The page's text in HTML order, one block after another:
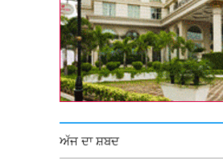
ਅੱਜ ਦਾ ਸ਼ਬਦ